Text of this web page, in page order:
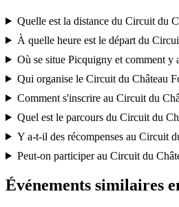
Quelle est la distance du Circuit du
À quelle heure est le départ du
Où se situe Picquigny et comment y
Qui organise le Circuit du Château
Comment s'inscrire au Circuit du
Quel est le parcours du Circuit du
Y a-t-il des récompenses au Circuit
Peut-on participer au Circuit du
Événements similaires